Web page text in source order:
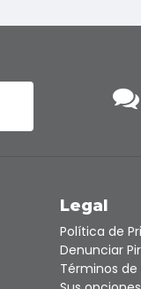
Legal
Política de
Denunciar
Términos de